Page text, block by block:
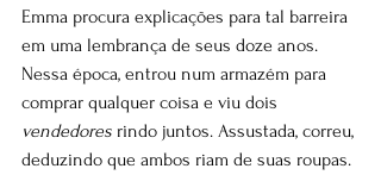
Emma procura explicações para tal barreira
em uma lembrança de seus doze anos.
Nessa época, entrou num armazém para
comprar qualquer coisa e viu dois
vendedores rindo juntos. Assustada, correu,
deduzindo que ambos riam de suas roupas.